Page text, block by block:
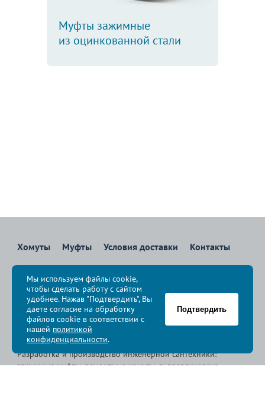
Муфты зажимные
из оцинкованной стали
Хомуты Муфты Условия доставки Контакты
8 800 700-83-36
Звоните бесплатно с 08:00 до 17:00 по Москве
политика конфиденциальности
© Группа компаний « », 2009-2026
Разработка и производство инженерной сантехники:
зажимные муфты, ремонтные хомуты, гидравлические
Мы используем файлы cookie,
чтобы сделать работу с сайтом
удобнее. Нажав "Подтвердить", Вы
даете согласие на обработку
файлов cookie в соответствии с
нашей политикой
конфиденциальности.
Подтвердить